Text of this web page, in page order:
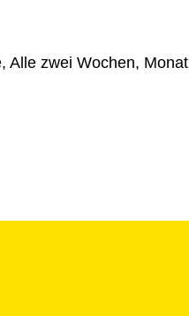
Alle zwei Wochen, Monat